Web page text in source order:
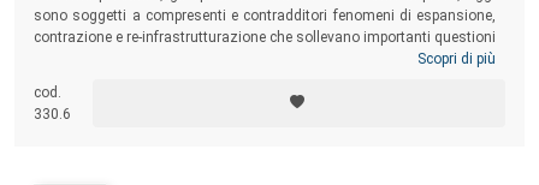
sono soggetti a compresenti e contradditori fenomeni di espansione,
contrazione e re-infrastrutturazione che sollevano importanti questioni
di progettazione e governo dei loro territori. Nonostante il forte impatto
processi di riorganizzazione e consolidamento industriale che ne
hanno sostenuto la tenuta con l’innovazione e che in quel territorio
Scopri di più
cod.
330.6